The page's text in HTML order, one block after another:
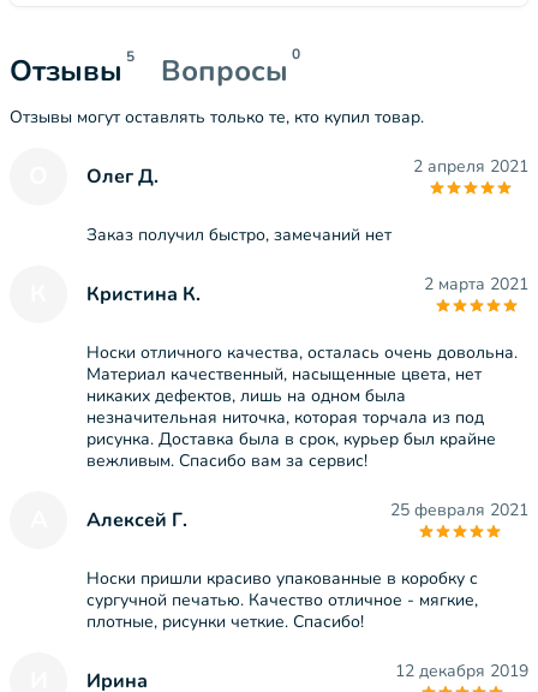
Отзывы 5 Вопросы 0
Отзывы могут оставлять только те, кто купил товар.
Олег Д. 2 апреля 2021
Заказ получил быстро, замечаний нет
Кристина К. 2 марта 2021
Носки отличного качества, осталась очень довольна.
Материал качественный, насыщенные цвета, нет
никаких дефектов, лишь на одном была
незначительная ниточка, которая торчала из под
рисунка. Доставка была в срок, курьер был крайне
вежливым. Спасибо вам за сервис!
Алексей Г. 25 февраля 2021
Носки пришли красиво упакованные в коробку с
сургучной печатью. Качество отличное - мягкие,
плотные, рисунки четкие. Спасибо!
Ирина 12 декабря 2019